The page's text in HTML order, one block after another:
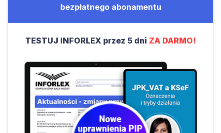
bezpłatnego abonamentu
TESTUJ INFORLEX przez 5 dni ZA DARMO!